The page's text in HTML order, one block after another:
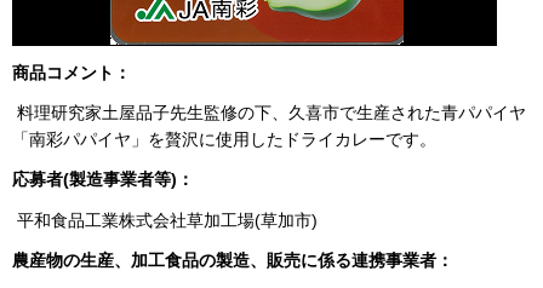
商品コメント：
料理研究家土屋品子先生監修の下、久喜市で生産された青パパイヤ
「南彩パパイヤ」を贅沢に使用したドライカレーです。
応募者(製造事業者等)：
平和食品工業株式会社草加工場(草加市)
農産物の生産、加工食品の製造、販売に係る連携事業者：